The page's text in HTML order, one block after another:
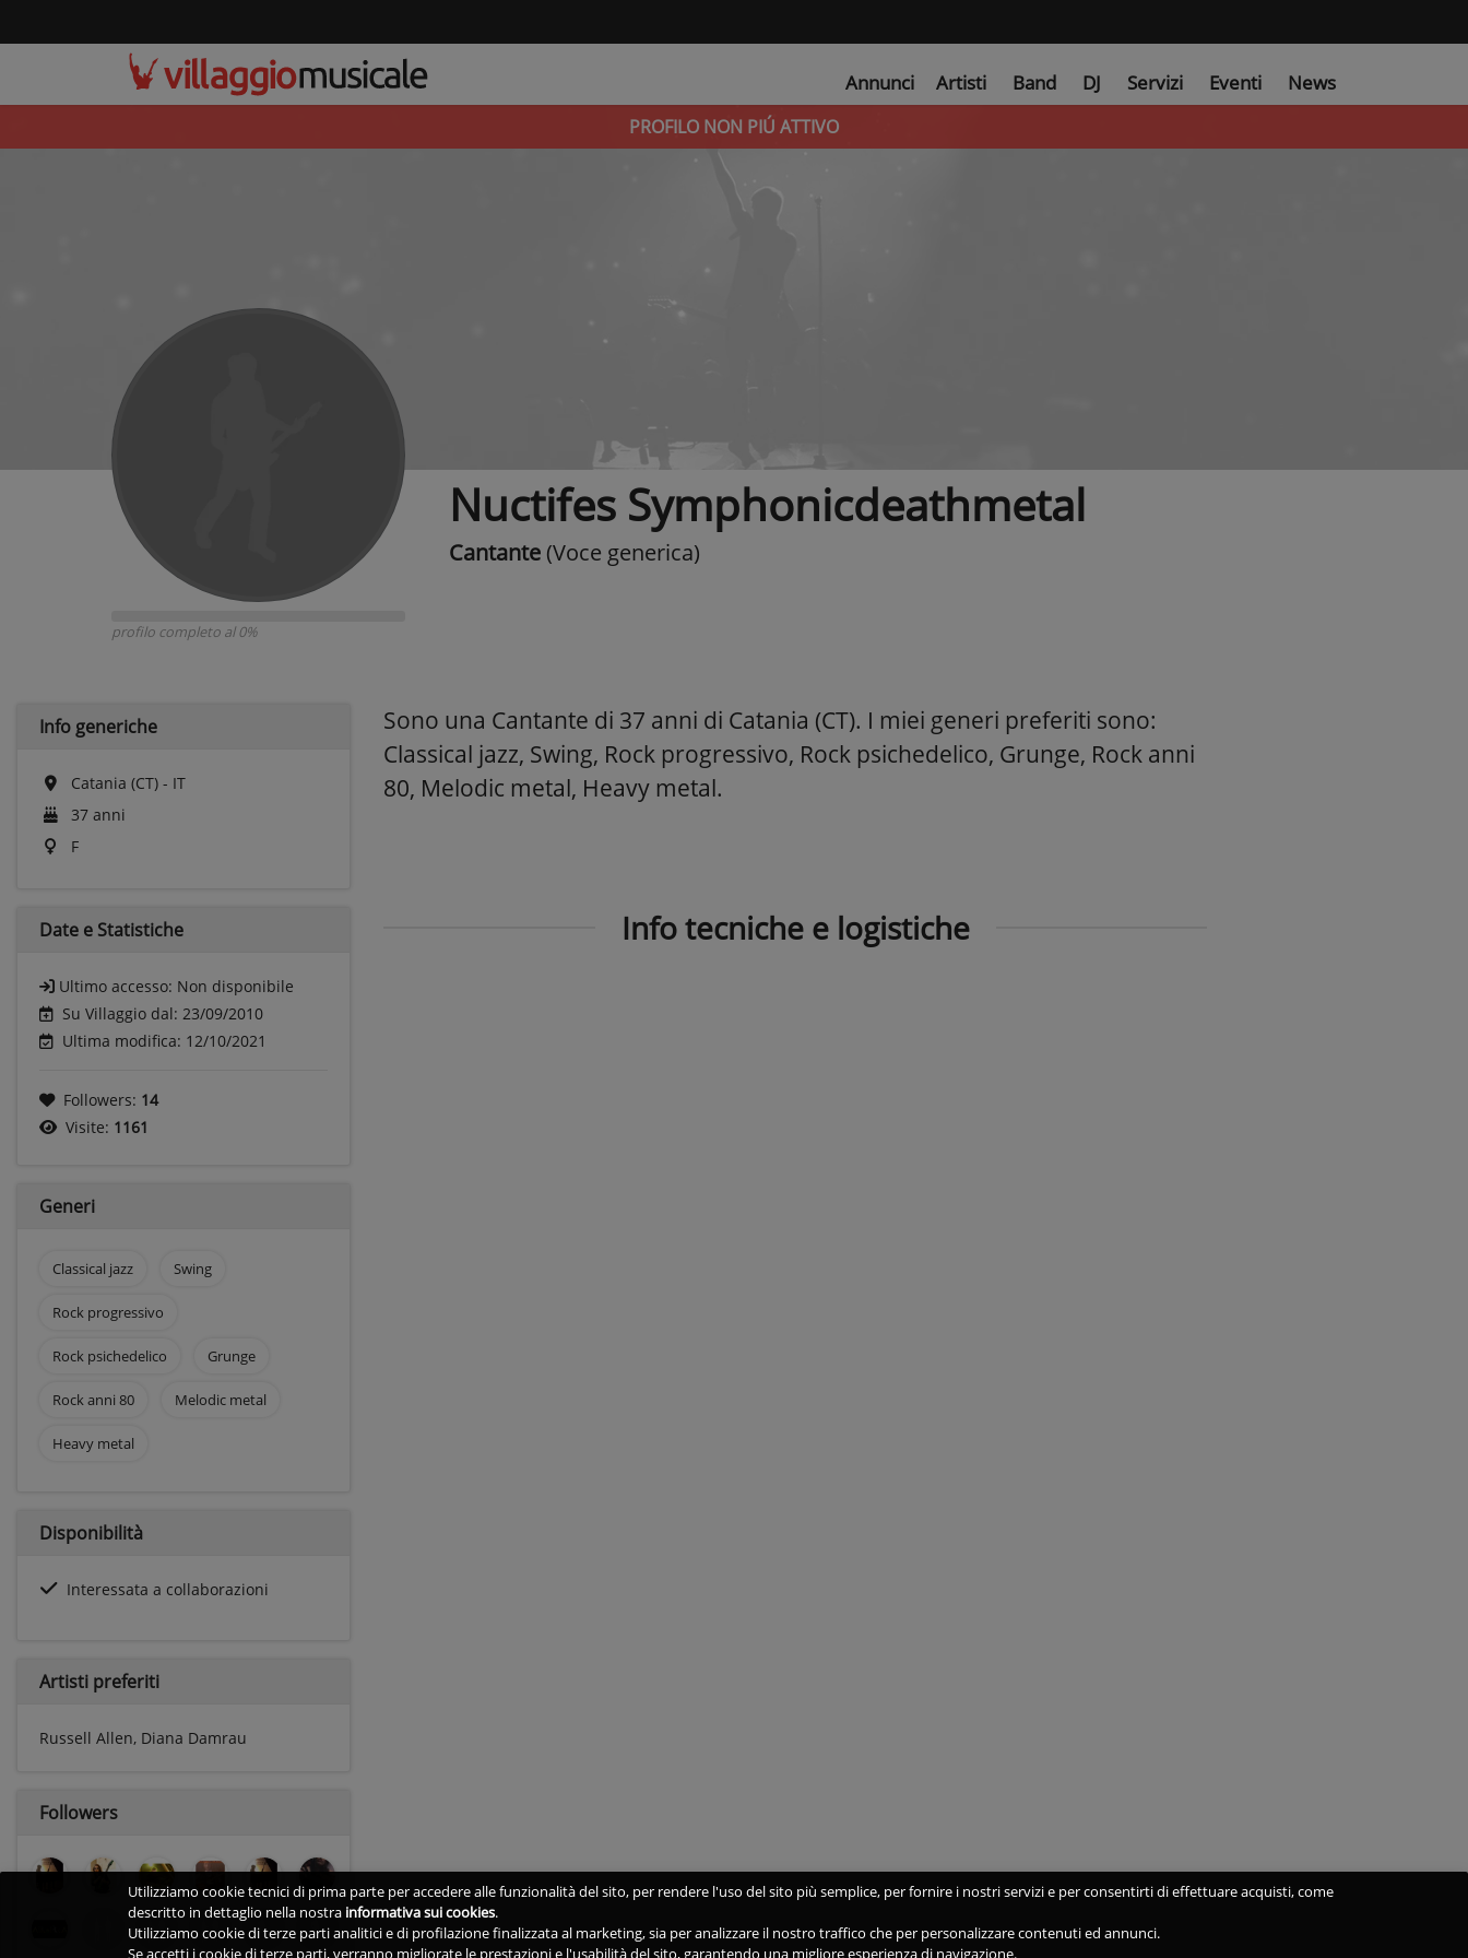
Annunci Artisti Band DJ Servizi Eventi News
PROFILO NON PIÚ ATTIVO
profilo completo al 0%
Nuctifes Symphonicdeathmetal
Cantante (Voce generica)
Info generiche
Catania (CT) - IT
37 anni
F
Date e Statistiche
Ultimo accesso: Non disponibile
Su Villaggio dal: 23/09/2010
Ultima modifica: 12/10/2021
Followers: 14
Visite: 1161
Generi
Classical jazz Swing
Rock progressivo
Rock psichedelico Grunge
Rock anni 80 Melodic metal
Heavy metal
Disponibilità
Interessata a collaborazioni
Artisti preferiti
Russell Allen, Diana Damrau
Followers
Sono una Cantante di 37 anni di Catania (CT). I miei generi preferiti sono:
Classical jazz, Swing, Rock progressivo, Rock psichedelico, Grunge, Rock anni
80, Melodic metal, Heavy metal.
Info tecniche e logistiche
Utilizziamo cookie tecnici di prima parte per accedere alle funzionalità del sito, per rendere l'uso del sito più semplice, per fornire i nostri servizi e per consentirti di effettuare acquisti, come
descritto in dettaglio nella nostra informativa sui cookies.
Utilizziamo cookie di terze parti analitici e di profilazione finalizzata al marketing, sia per analizzare il nostro traffico che per personalizzare contenuti ed annunci.
Se accetti i cookie di terze parti, verranno migliorate le prestazioni e l'usabilità del sito, garantendo una migliore esperienza di navigazione.